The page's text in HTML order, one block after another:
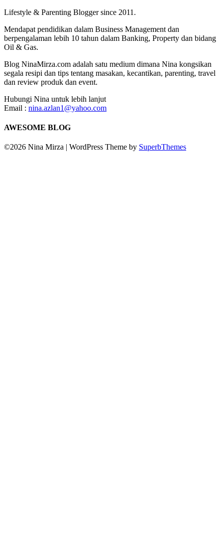
Lifestyle & Parenting Blogger since 2011.
Mendapat pendidikan dalam Business Management dan
berpengalaman lebih 10 tahun dalam Banking, Property dan bidang
Oil & Gas.
Blog NinaMirza.com adalah satu medium dimana Nina kongsikan
segala resipi dan tips tentang masakan, kecantikan, parenting, travel
dan review produk dan event.
Hubungi Nina untuk lebih lanjut
Email : nina.azlan1@yahoo.com
AWESOME BLOG
©2026 Nina Mirza | WordPress Theme by SuperbThemes